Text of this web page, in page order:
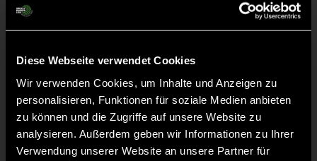
Diese Webseite verwendet Cookies
Wir verwenden Cookies, um Inhalte und Anzeigen zu
personalisieren, Funktionen für soziale Medien anbieten
zu können und die Zugriffe auf unsere Website zu
analysieren. Außerdem geben wir Informationen zu Ihrer
Verwendung unserer Website an unsere Partner für
Inja
W.
Charlotte
S.